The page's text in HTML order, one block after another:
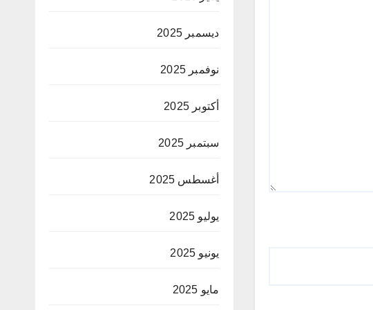
ديسمبر 2025
نوفمبر 2025
أكتوبر 2025
سبتمبر 2025
أغسطس 2025
يوليو 2025
يونيو 2025
مايو 2025